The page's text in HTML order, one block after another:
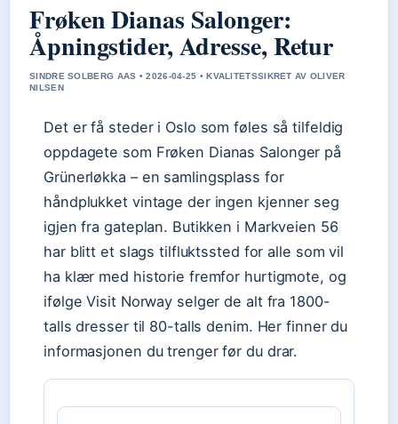
Frøken Dianas Salonger:
Åpningstider, Adresse, Retur
SINDRE SOLBERG AAS • 2026-04-25 • KVALITETSSIKRET AV OLIVER
NILSEN
Det er få steder i Oslo som føles så tilfeldig
oppdagete som Frøken Dianas Salonger på
Grünerløkka – en samlingsplass for
håndplukket vintage der ingen kjenner seg
igjen fra gateplan. Butikken i Markveien 56
har blitt et slags tilfluktssted for alle som vil
ha klær med historie fremfor hurtigmote, og
ifølge Visit Norway selger de alt fra 1800-
talls dresser til 80-talls denim. Her finner du
informasjonen du trenger før du drar.